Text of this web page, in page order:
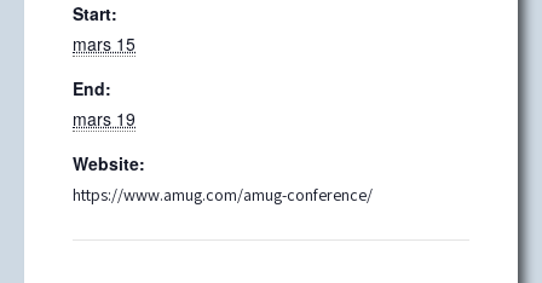
Start:
mars 15
End:
mars 19
Website:
https://www.amug.com/amug-conference/